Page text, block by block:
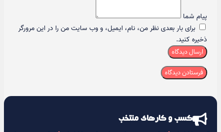
پیام شما
برای بار بعدی نظر من، نام، ایمیل، و وب سایت من را در این مرورگر
ذخیره کنید.
ارسال دیدگاه
کسب و کارهای منتخب